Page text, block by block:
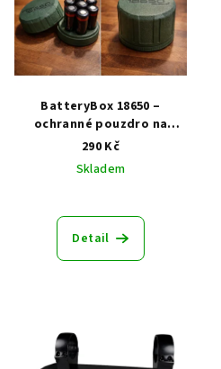
BatteryBox 18650 –
ochranné pouzdro na
baterie
290 Kč
Skladem
Detail